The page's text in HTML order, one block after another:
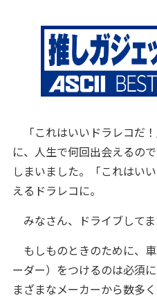
「これはいいドラレコだ
に、人生で何回出会えるの
しまいました。「これはい
えるドラレコに。
みなさん、ドライブしてま
もしものときのために、
ーダー）をつけるのは必須
まざまなメーカーから数多